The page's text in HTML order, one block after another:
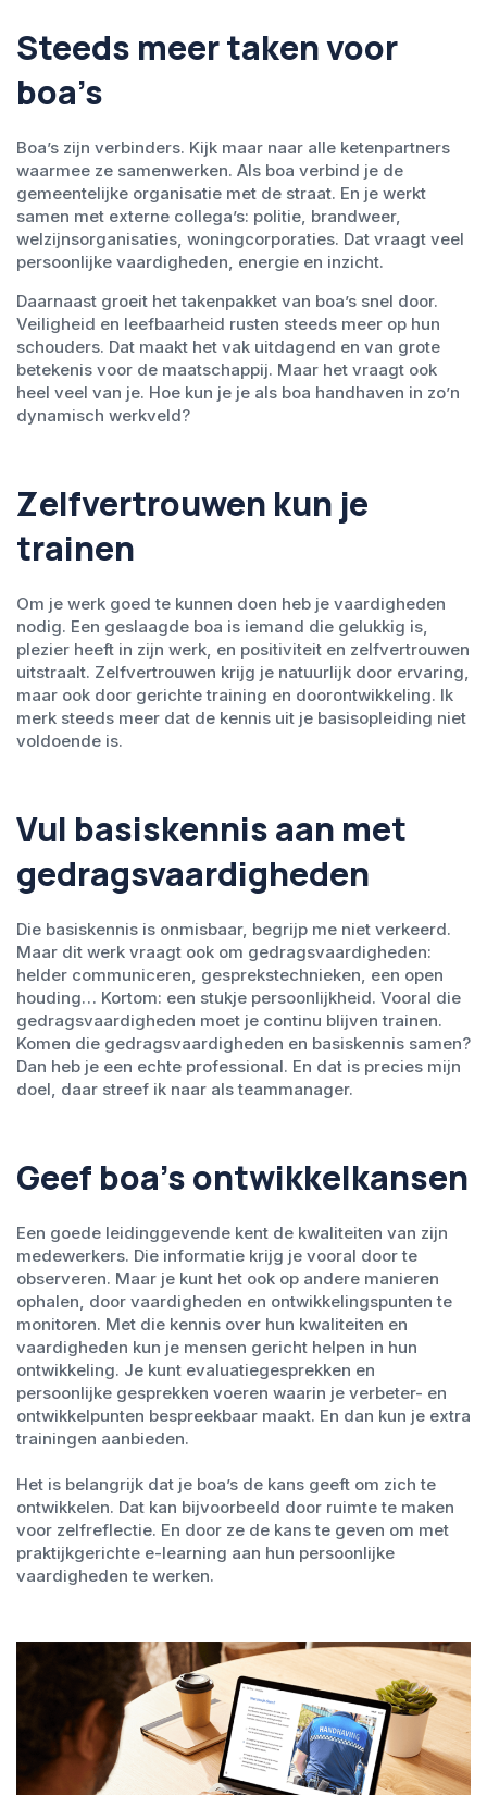
Steeds meer taken voor
boa’s
Boa’s zijn verbinders. Kijk maar naar alle ketenpartners
waarmee ze samenwerken. Als boa verbind je de
gemeentelijke organisatie met de straat. En je werkt
samen met externe collega’s: politie, brandweer,
welzijnsorganisaties, woningcorporaties. Dat vraagt veel
persoonlijke vaardigheden, energie en inzicht.
Daarnaast groeit het takenpakket van boa’s snel door.
Veiligheid en leefbaarheid rusten steeds meer op hun
schouders. Dat maakt het vak uitdagend en van grote
betekenis voor de maatschappij. Maar het vraagt ook
heel veel van je. Hoe kun je je als boa handhaven in zo’n
dynamisch werkveld?
Zelfvertrouwen kun je
trainen
Om je werk goed te kunnen doen heb je vaardigheden
nodig. Een geslaagde boa is iemand die gelukkig is,
plezier heeft in zijn werk, en positiviteit en zelfvertrouwen
uitstraalt. Zelfvertrouwen krijg je natuurlijk door ervaring,
maar ook door gerichte training en doorontwikkeling. Ik
merk steeds meer dat de kennis uit je basisopleiding niet
voldoende is.
Vul basiskennis aan met
gedragsvaardigheden
Die basiskennis is onmisbaar, begrijp me niet verkeerd.
Maar dit werk vraagt ook om gedragsvaardigheden:
helder communiceren, gesprekstechnieken, een open
houding… Kortom: een stukje persoonlijkheid. Vooral die
gedragsvaardigheden moet je continu blijven trainen.
Komen die gedragsvaardigheden en basiskennis samen?
Dan heb je een echte professional. En dat is precies mijn
doel, daar streef ik naar als teammanager.
Geef boa’s ontwikkelkansen
Een goede leidinggevende kent de kwaliteiten van zijn
medewerkers. Die informatie krijg je vooral door te
observeren. Maar je kunt het ook op andere manieren
ophalen, door vaardigheden en ontwikkelingspunten te
monitoren. Met die kennis over hun kwaliteiten en
vaardigheden kun je mensen gericht helpen in hun
ontwikkeling. Je kunt evaluatiegesprekken en
persoonlijke gesprekken voeren waarin je verbeter- en
ontwikkelpunten bespreekbaar maakt. En dan kun je extra
trainingen aanbieden.
Het is belangrijk dat je boa’s de kans geeft om zich te
ontwikkelen. Dat kan bijvoorbeeld door ruimte te maken
voor zelfreflectie. En door ze de kans te geven om met
praktijkgerichte e-learning aan hun persoonlijke
vaardigheden te werken.